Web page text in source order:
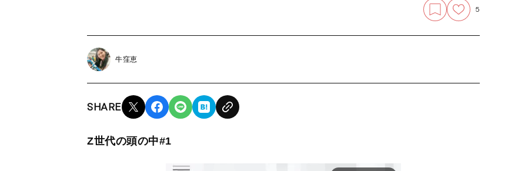
5
牛窪恵
SHARE
Z世代の頭の中#1